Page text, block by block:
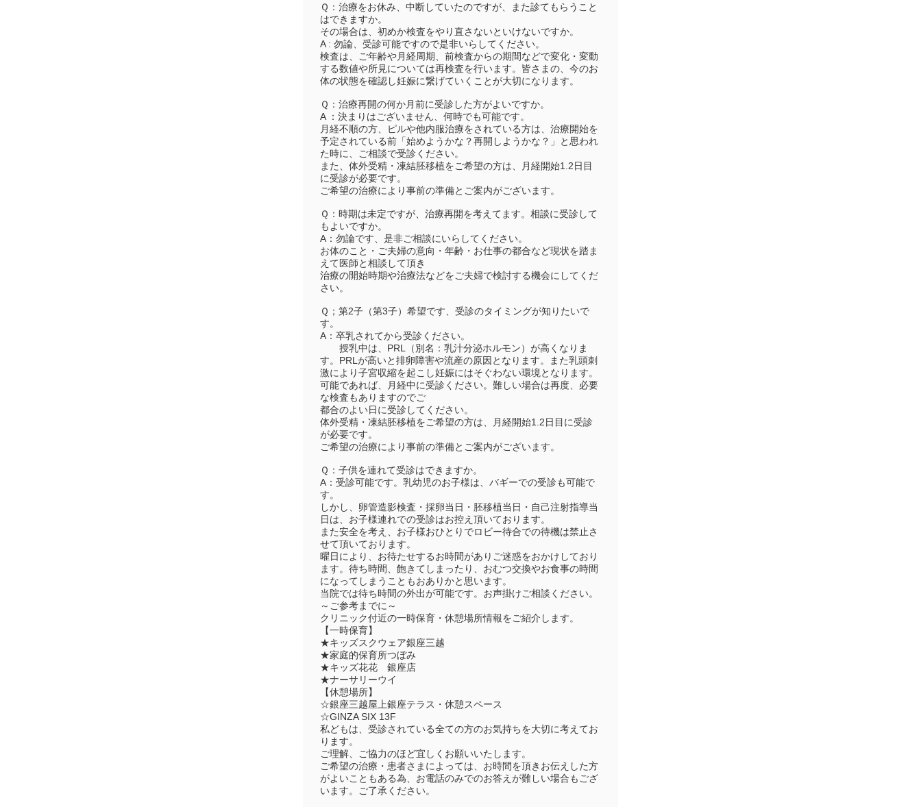
Ｑ：治療をお休み、中断していたのですが、また診てもらうこと
はできますか。
その場合は、初めか検査をやり直さないといけないですか。
A : 勿論、受診可能ですので是非いらしてください。
検査は、ご年齢や月経周期、前検査からの期間などで変化・変動
する数値や所見については再検査を行います。皆さまの、今のお
体の状態を確認し妊娠に繋げていくことが大切になります。
Ｑ：治療再開の何か月前に受診した方がよいですか。
A ：決まりはございません、何時でも可能です。
月経不順の方、ピルや他内服治療をされている方は、治療開始を
予定されている前「始めようかな？再開しようかな？」と思われ
た時に、ご相談で受診ください。
また、体外受精・凍結胚移植をご希望の方は、月経開始1.2日目
に受診が必要です。
ご希望の治療により事前の準備とご案内がございます。
Ｑ：時期は未定ですが、治療再開を考えてます。相談に受診して
もよいですか。
A：勿論です、是非ご相談にいらしてください。
お体のこと・ご夫婦の意向・年齢・お仕事の都合など現状を踏ま
えて医師と相談して頂き
治療の開始時期や治療法などをご夫婦で検討する機会にしてくだ
さい。
Ｑ；第2子（第3子）希望です、受診のタイミングが知りたいで
す。
A：卒乳されてから受診ください。
授乳中は、PRL（別名：乳汁分泌ホルモン）が高くなりま
す。PRLが高いと排卵障害や流産の原因となります。また乳頭刺
激により子宮収縮を起こし妊娠にはそぐわない環境となります。
可能であれば、月経中に受診ください。難しい場合は再度、必要
な検査もありますのでご
都合のよい日に受診してください。
体外受精・凍結胚移植をご希望の方は、月経開始1.2日目に受診
が必要です。
ご希望の治療により事前の準備とご案内がございます。
Ｑ：子供を連れて受診はできますか。
A：受診可能です。乳幼児のお子様は、バギーでの受診も可能で
す。
しかし、卵管造影検査・採卵当日・胚移植当日・自己注射指導当
日は、お子様連れでの受診はお控え頂いております。
また安全を考え、お子様おひとりでロビー待合での待機は禁止さ
せて頂いております。
曜日により、お待たせするお時間がありご迷惑をおかけしており
ます。待ち時間、飽きてしまったり、おむつ交換やお食事の時間
になってしまうこともおありかと思います。
当院では待ち時間の外出が可能です。お声掛けご相談ください。
～ご参考までに～
クリニック付近の一時保育・休憩場所情報をご紹介します。
【一時保育】
★キッズスクウェア銀座三越
★家庭的保育所つぼみ
★キッズ花花 銀座店
★ナーサリーウイ
【休憩場所】
☆銀座三越屋上銀座テラス・休憩スペース
☆GINZA SIX 13F
私どもは、受診されている全ての方のお気持ちを大切に考えてお
ります。
ご理解、ご協力のほど宜しくお願いいたします。
ご希望の治療・患者さまによっては、お時間を頂きお伝えした方
がよいこともある為、お電話のみでのお答えが難しい場合もござ
います。ご了承ください。